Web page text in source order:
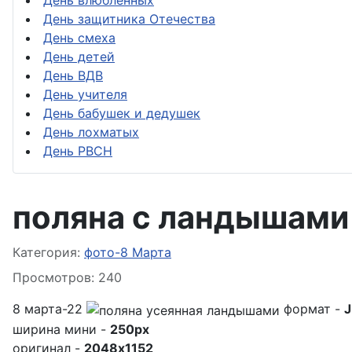
День защитника Отечества
День смеха
День детей
День ВДВ
День учителя
День бабушек и дедушек
День лохматых
День РВСН
поляна с ландышами
Информация о материале
Категория: фото-8 Марта
Просмотров: 240
8 марта-22
формат -
ширина мини - 250px
оригинал - 2048x1152